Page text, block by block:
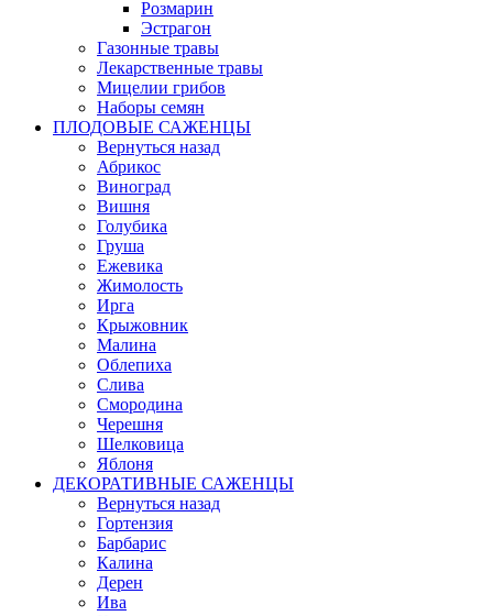
Розмарин
Эстрагон
Газонные травы
Лекарственные травы
Мицелии грибов
Наборы семян
ПЛОДОВЫЕ САЖЕНЦЫ
Вернуться назад
Абрикос
Виноград
Вишня
Голубика
Груша
Ежевика
Жимолость
Ирга
Крыжовник
Малина
Облепиха
Слива
Смородина
Черешня
Шелковица
Яблоня
ДЕКОРАТИВНЫЕ САЖЕНЦЫ
Вернуться назад
Гортензия
Барбарис
Калина
Дерен
Ива